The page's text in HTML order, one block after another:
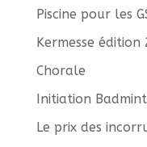
Piscine pour les
Kermesse édition
Chorale
Initiation
Le prix des